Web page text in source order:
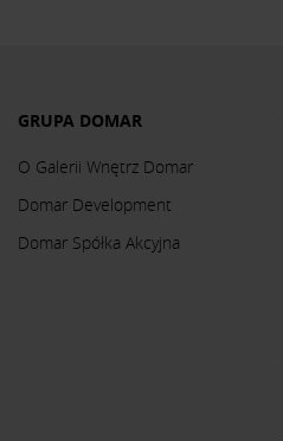
GRUPA DOMAR
O Galerii Wnętrz Domar
Domar Development
Domar Spółka Akcyjna